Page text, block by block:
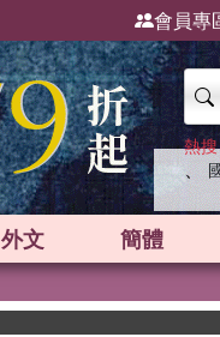
會員專
熱
、
外文 簡體